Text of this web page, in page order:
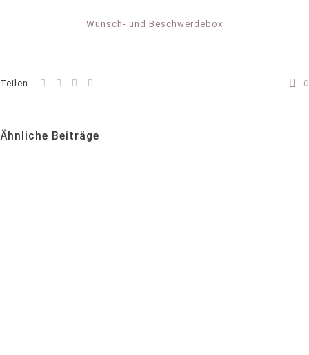
Wunsch- und Beschwerdebox
Teilen 0
Ähnliche Beiträge